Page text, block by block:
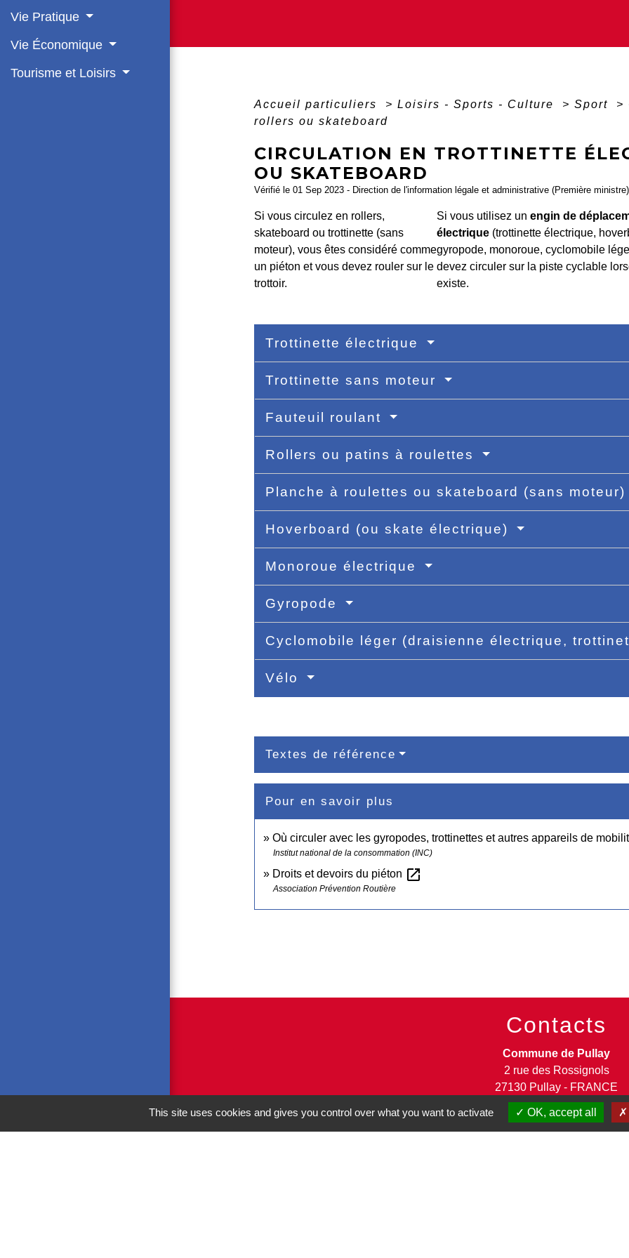
Vie Pratique
Vie Économique
Tourisme et Loisirs
Accueil particuliers > Loisirs - Sports - Culture > Sport >
rollers ou skateboard
CIRCULATION EN TROTTINETTE
OU SKATEBOARD
Vérifié le 01 Sep 2023 - Direction de l'information légale et administrative (Première ministre)
Si vous circulez en rollers,
skateboard ou trottinette (sans
moteur), vous êtes considéré comme
un piéton et vous devez rouler sur le
trottoir.
Si vous utilisez un engin de
électrique(trottinette électrique,
gyropode, monoroue, cyclomobile
devez circuler sur la piste cyclable
existe.
Trottinette électrique
Trottinette sans moteur
Fauteuil roulant
Rollers ou patins à roulettes
Planche à roulettes ou skateboard (sans
Hoverboard (ou skate électrique)
Monoroue électrique
Gyropode
Cyclomobile léger (draisienne électrique,
Vélo
Textes de référence
Pour en savoir plus
Où circuler avec les gyropodes, trottinettes et autres appareils de
Institut national de la consommation (INC)
Droits et devoirs du piéton open_in_new
Association Prévention Routière
Contacts
Commune de Pullay
2 rue des Rossignols
27130 Pullay - FRANCE
+33 2 32 32 18 58
This site uses cookies and gives you control over what you want to activate OK, accept all